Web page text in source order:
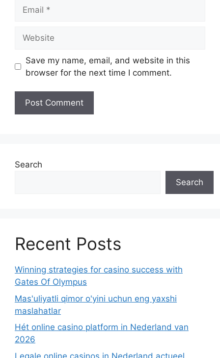
Save my name, email, and website in this
browser for the next time I comment.
Search
Search
Recent Posts
Winning strategies for casino success with
Gates Of Olympus
Mas'uliyatli qimor o'yini uchun eng yaxshi
maslahatlar
Hét online casino platform in Nederland van
2026
Legale online casinos in Nederland actueel